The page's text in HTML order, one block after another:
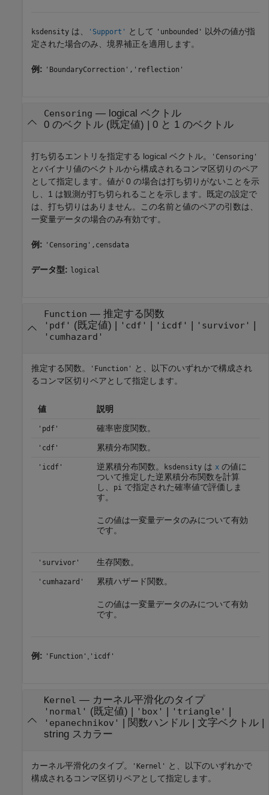
ksdensity は、 'Support' として 'unbounded'
以外の値が指
定された場合のみ、境界補正を適用します。
例: 'BoundaryCorrection','reflection'
Censoring — logical ベクトル
0 のベクトル(既定値) | 0 と 1 のベクトル
打ち切るエントリを指定する logical ベクトル。 'Censoring'
とバイナリ値のベクトルから構成されるコンマ区切りのペア
として指定します。値が 0 の場合は打ち切りがないことを示
し、1 は観測が打ち切られることを示します。既定の設定で
は、打ち切りはありません。この名前と値のペアの引数は、
一変量データの場合のみ有効です。
例: 'Censoring',censdata
データ型: logical
Function — 推定する関数
'pdf' (既定値) | 'cdf' | 'icdf' | 'survivor' |
'cumhazard'
推定する関数。 'Function'
と、以下のいずれかで構成され
るコンマ区切りペアとして指定します。
値 説明
'pdf' 確率密度関数。
'cdf' 累積分布関数。
'icdf' 逆累積分布関数。 ksdensityは xの値に
ついて推定した逆累積分布関数を計算
し、
piで指定された確率値で評価しま
す。
この値は一変量データのみについて有効
です。
'survivor' 生存関数。
'cumhazard' 累積ハザード関数。
この値は一変量データのみについて有効
です。
例: 'Function' , 'icdf'
Kernel — カーネル平滑化のタイプ
'normal' (既定値) | 'box' | 'triangle' |
'epanechnikov' | 関数ハンドル| 文字ベクトル|
string スカラー
カーネル平滑化のタイプ。 'Kernel'
と、以下のいずれかで
構成されるコンマ区切りペアとして指定します。